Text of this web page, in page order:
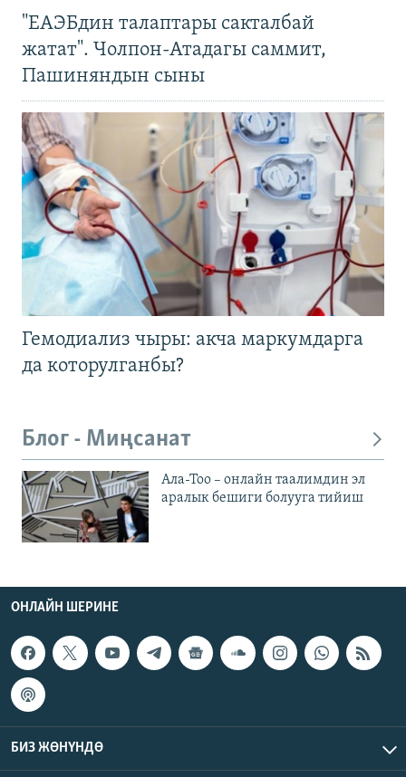
"ЕАЭБдин талаптары сакталбай
жатат". Чолпон-Атадагы саммит,
Пашиняндын сыны
Гемодиализ чыры: акча маркумдарга
да которулганбы?
Блог - Миңсанат
Ала-Тоо – онлайн таалимдин эл
аралык бешиги болууга тийиш
ОНЛАЙН ШЕРИНЕ
БИЗ ЖӨНҮНДӨ